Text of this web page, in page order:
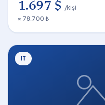
1.697 $ /kişi
≈ 78.700 ₺
IT